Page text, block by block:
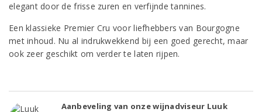
elegant door de frisse zuren en verfijnde tannines.
Een klassieke Premier Cru voor liefhebbers van Bourgogne
met inhoud. Nu al indrukwekkend bij een goed gerecht, maar
ook zeer geschikt om verder te laten rijpen.
Aanbeveling van onze wijnadviseur Luuk